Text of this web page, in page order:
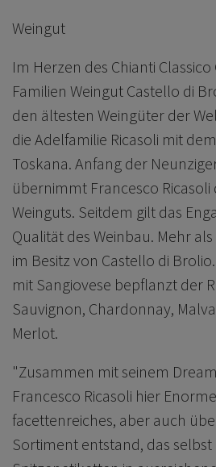
Weingut
Im Herzen des Chianti Classico
Familien Weingut Castello di
den ältesten Weingüter der
die Adelfamilie Ricasoli mit
Toskana. Anfang der
übernimmt Francesco Ricasoli
Weinguts. Seitdem gilt das
Qualität des Weinbau. Mehr
im Besitz von Castello di
mit Sangiovese bepflanzt der
Sauvignon, Chardonnay,
Merlot.
"Zusammen mit seinem
Francesco Ricasoli hier
facettenreiches, aber auch
Sortiment entstand, das